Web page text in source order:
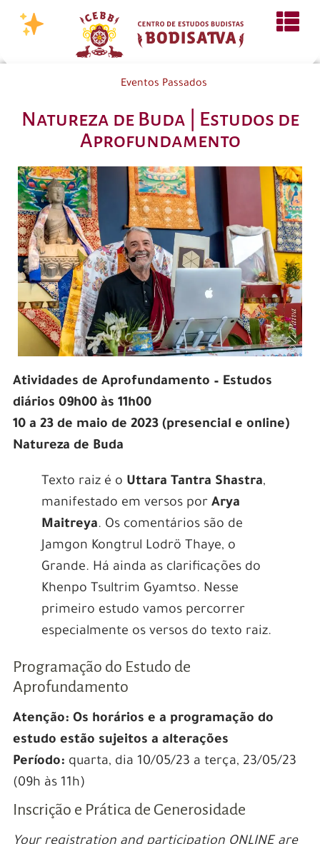
Eventos Passados
Natureza de Buda | Estudos de
Aprofundamento
Atividades de Aprofundamento – Estudos
diários 09h00 às 11h00
10 a 23 de maio de 2023 (presencial e online)
Natureza de Buda
Texto raiz é o Uttara Tantra Shastra,
manifestado em versos por Arya
Maitreya. Os comentários são de
Jamgon Kongtrul Lodrö Thaye, o
Grande. Há ainda as clarificações do
Khenpo Tsultrim Gyamtso. Nesse
primeiro estudo vamos percorrer
especialmente os versos do texto raiz.
Programação do Estudo de
Aprofundamento
Atenção: Os horários e a programação do
estudo estão sujeitos a alterações
Período: quarta, dia 10/05/23 a terça, 23/05/23
(09h às 11h)
Inscrição e Prática de Generosidade